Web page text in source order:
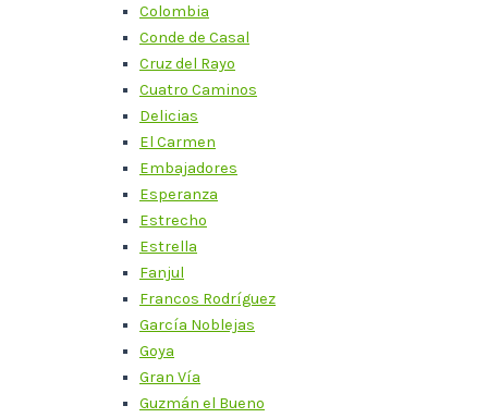
Colombia
Conde de Casal
Cruz del Rayo
Cuatro Caminos
Delicias
El Carmen
Embajadores
Esperanza
Estrecho
Estrella
Fanjul
Francos Rodríguez
García Noblejas
Goya
Gran Vía
Guzmán el Bueno